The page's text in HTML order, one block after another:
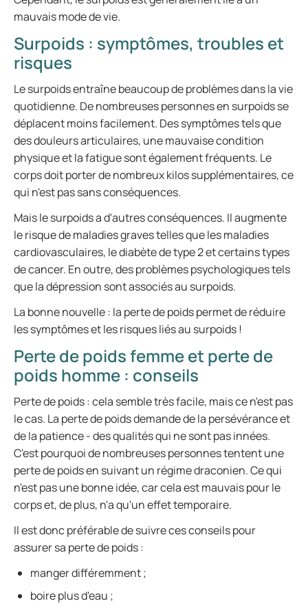
mauvais mode de vie.
Surpoids : symptômes, troubles et
risques
Le surpoids entraîne beaucoup de problèmes dans la vie
quotidienne. De nombreuses personnes en surpoids se
déplacent moins facilement. Des symptômes tels que
des douleurs articulaires, une mauvaise condition
physique et la fatigue sont également fréquents. Le
corps doit porter de nombreux kilos supplémentaires, ce
qui n'est pas sans conséquences.
Mais le surpoids a d'autres conséquences. Il augmente
le risque de maladies graves telles que les maladies
cardiovasculaires, le diabète de type 2 et certains types
de cancer. En outre, des problèmes psychologiques tels
que la dépression sont associés au surpoids.
La bonne nouvelle : la perte de poids permet de réduire
les symptômes et les risques liés au surpoids !
Perte de poids femme et perte de
poids homme : conseils
Perte de poids : cela semble très facile, mais ce n'est pas
le cas. La perte de poids demande de la persévérance et
de la patience - des qualités qui ne sont pas innées.
C'est pourquoi de nombreuses personnes tentent une
perte de poids en suivant un régime draconien. Ce qui
n'est pas une bonne idée, car cela est mauvais pour le
corps et, de plus, n'a qu'un effet temporaire.
Il est donc préférable de suivre ces conseils pour
assurer sa perte de poids :
manger différemment ;
boire plus d'eau ;